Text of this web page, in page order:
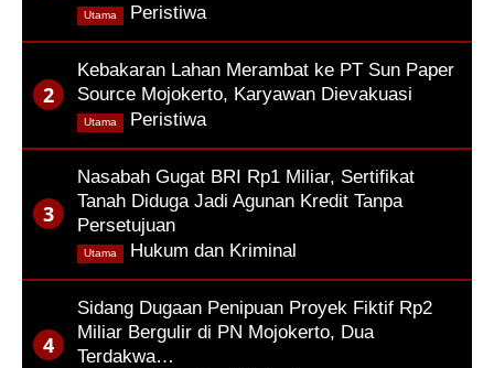
Peristiwa
Utama
Kebakaran Lahan Merambat ke PT Sun Paper
Source Mojokerto, Karyawan Dievakuasi
Peristiwa
Utama
Nasabah Gugat BRI Rp1 Miliar, Sertifikat
Tanah Diduga Jadi Agunan Kredit Tanpa
Persetujuan
Hukum dan Kriminal
Utama
Sidang Dugaan Penipuan Proyek Fiktif Rp2
Miliar Bergulir di PN Mojokerto, Dua
Terdakwa…